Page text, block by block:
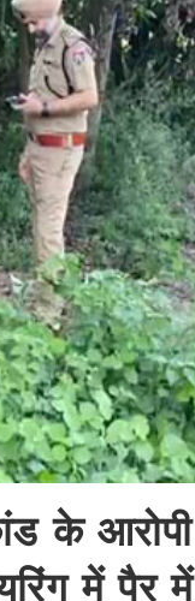
के आरोपी
में पैर में